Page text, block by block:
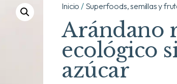
Inicio / Superfoods, semillas y
Arándano
ecológico
azúcar